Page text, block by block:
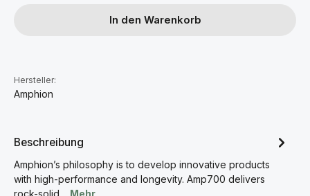
In den Warenkorb
Hersteller:
Amphion
Beschreibung
Amphion’s philosophy is to develop innovative products
with high-performance and longevity. Amp700 delivers
rock-solid… Mehr